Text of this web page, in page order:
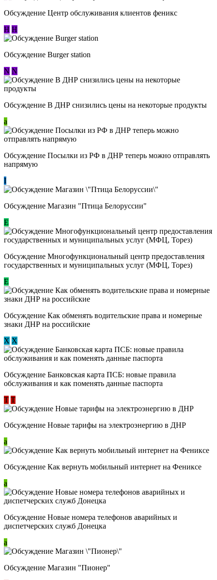
Обсуждение Центр обслуживания клиентов феникс
Н Н
Обсуждение Burger station
N N
Обсуждение В ДНР снизились цены на некоторые продукты
a
Обсуждение Посылки из РФ в ДНР теперь можно отправлять
напрямую
I
Обсуждение Магазин "Птица Белоруссии"
Е
Обсуждение Многофункциональный центр предоставления
государственных и муниципальных услуг (МФЦ, Торез)
E
Обсуждение ​Как обменять водительские права и номерные
знаки ДНР на российские
Х Х
Обсуждение ​Банковская карта ПСБ: новые правила
обслуживания и как поменять данные паспорта
Т Т
Обсуждение Новые тарифы на электроэнергию в ДНР
a
Обсуждение Как вернуть мобильный интернет на Фениксе
a
Обсуждение Новые номера телефонов аварийных и
диспетчерских служб Донецка
a
Обсуждение Магазин "Пионер"